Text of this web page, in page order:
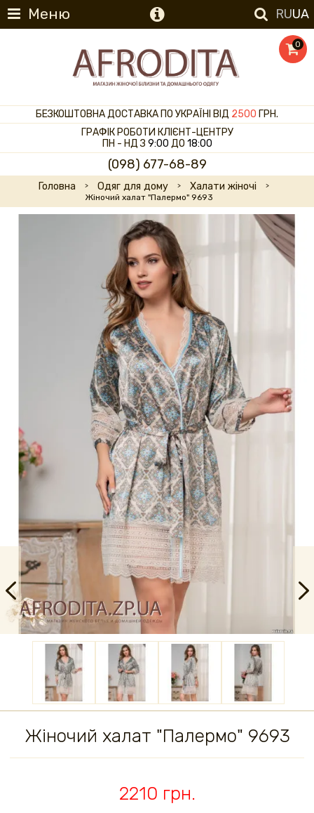
Меню RUUA
0
БЕЗКОШТОВНА ДОСТАВКА ПО УКРАЇНІ ВІД 2500 ГРН.
ГРАФІК РОБОТИ КЛІЄНТ-ЦЕНТРУ
ПН - НД З 9:00 ДО 18:00
(098) 677-68-89
Головна Одяг для дому Халати жіночі
Жіночий халат "Палермо" 9693
Жіночий халат "Палермо" 9693
2210 грн.